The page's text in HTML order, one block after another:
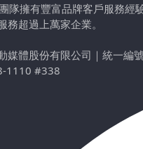
隊擁有豐富品牌客戶服務經
務超過上萬家企業。
媒體股份有限公司 ｜ 統一編
1110 #338